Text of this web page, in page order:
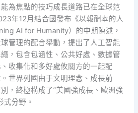
為焦點的技巧成長道路已在全球范
年12月結合國發布《以報酬本的人
AI for Humanity）的中期陳述，
管理的配合舉動，提出了人工智能
，包含包涵性、公共好處、數據管
收集化和多好處攸關方的一起配
世界列國由于文明理念、成長前
，終極構成了“美國強成長、歐洲強
式分野。